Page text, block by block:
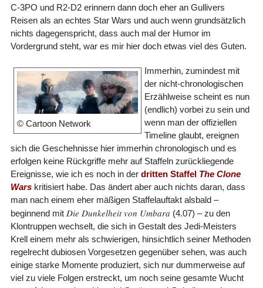
C-3PO und R2-D2 erinnern dann doch eher an Gullivers
Reisen als an echtes Star Wars und auch wenn grundsätzlich
nichts dagegenspricht, dass auch mal der Humor im
Vordergrund steht, war es mir hier doch etwas viel des Guten.
© Cartoon Network
Immerhin, zumindest mit
der nicht-chronologischen
Erzählweise scheint es nun
(endlich) vorbei zu sein und
wenn man der offiziellen
Timeline glaubt, ereignen
sich die Geschehnisse hier immerhin chronologisch und es
erfolgen keine Rückgriffe mehr auf Staffeln zurückliegende
Ereignisse, wie ich es noch in der dritten Staffel The Clone
Warskritisiert habe. Das ändert aber auch nichts daran, dass
man nach einem eher mäßigen Staffelauftakt alsbald –
beginnend mit Die Dunkelheit von Umbara (4.07) – zu den
Klontruppen wechselt, die sich in Gestalt des Jedi-Meisters
Krell einem mehr als schwierigen, hinsichtlich seiner Methoden
regelrecht dubiosen Vorgesetzen gegenüber sehen, was auch
einige starke Momente produziert, sich nur dummerweise auf
viel zu viele Folgen erstreckt, um noch seine gesamte Wucht